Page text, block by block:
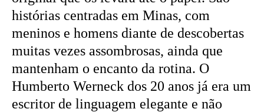
histórias centradas em Minas, com
meninos e homens diante de descobertas
muitas vezes assombrosas, ainda que
mantenham o encanto da rotina. O
Humberto Werneck dos 20 anos já era um
escritor de linguagem elegante e não